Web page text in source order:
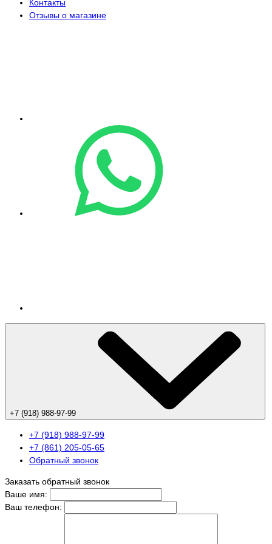
Контакты
Отзывы о магазине
+7 (918) 988-97-99
+7 (918) 988-97-99
+7 (861) 205-05-65
Обратный звонок
Заказать обратный звонок
Ваше имя:
Ваш телефон: